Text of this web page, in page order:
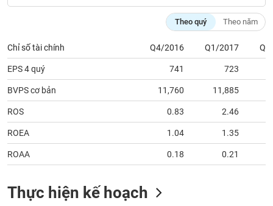
Theo quý Theo năm
Chỉ số tài chính Q4/2016 Q1/2017
EPS 4 quý 741 723
BVPS cơ bản 11,760 11,885
ROS 0.83 2.46
ROEA 1.04 1.35
ROAA 0.18 0.21
Thực hiện kế hoạch
cáo
(-)
Thuật
ngữ
(-)
Dịch
vụ
(-)
Đào